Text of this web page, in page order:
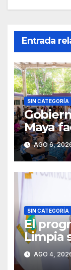
Entrada
SIN CATEGORÍA
Maya
AGO 6,
SIN CATEGORÍA
El
Limpia
AGO 4,